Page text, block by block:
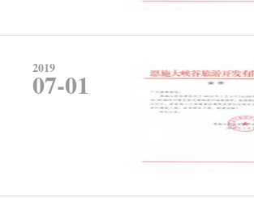
2019
07-01